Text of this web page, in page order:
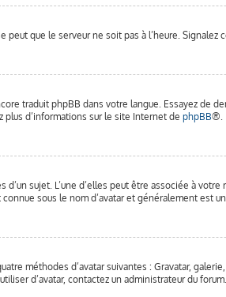
que le serveur ne soit pas à l’heure. Signalez
traduit phpBB dans votre langue. Essayez de
plus d’informations sur le site Internet de phpBB®.
sujet. L’une d’elles peut être associée à
sous le nom d’avatar et généralement est
méthodes d’avatar suivantes : Gravatar,
d’avatar, contactez un administrateur du forum.